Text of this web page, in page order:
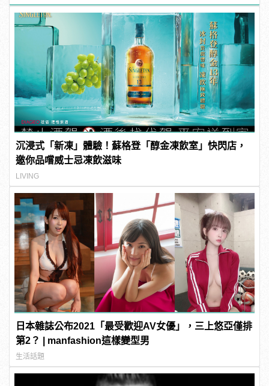
沉浸式「新凍」體驗！蘇格登「醇金凍飲室」快閃店，
邀你品嚐威士忌凍飲滋味
LIVING
日本雜誌公布2021「最受歡迎AV女優」，三上悠亞僅排
第2？ | manfashion這樣變型男
生活話題